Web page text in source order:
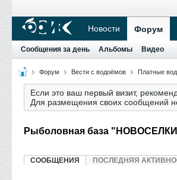
Новости Форум
Сообщения за день Альбомы Видео
Форум Вести с водоёмов Платные
Если это ваш первый визит,
Для размещения своих сообщений
Рыболовная база
СООБЩЕНИЯ ПОСЛЕДНЯЯ